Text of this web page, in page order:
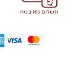
תשלום מאובטח